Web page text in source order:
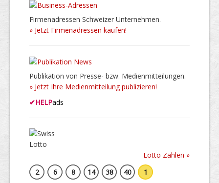
Firmenadressen Schweizer Unternehmen.
» Jetzt Firmenadressen kaufen!
Publikation von Presse- bzw. Medienmitteilungen.
» Jetzt Ihre Medienmitteilung publizieren!
✔HELPads
Lotto Zahlen »
2
6 8 14 38 40 1